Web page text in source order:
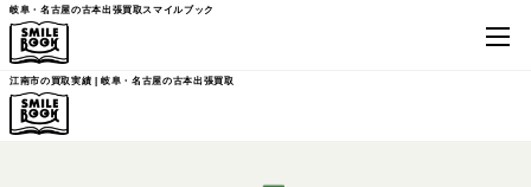
岐阜・名古屋の古本出張買取スマイルブック
江南市の買取実績 | 岐阜・名古屋の古本出張買取